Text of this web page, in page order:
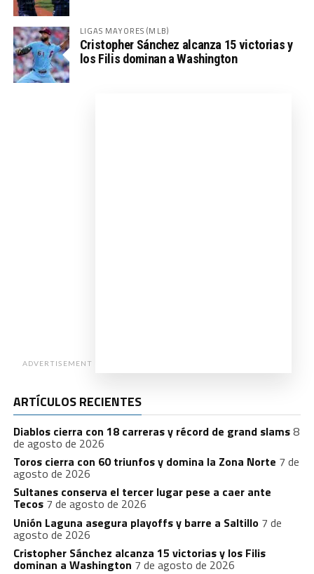
LIGAS MAYORES (MLB)
Cristopher Sánchez alcanza 15 victorias y
los Filis dominan a Washington
ADVERTISEMENT
ARTÍCULOS RECIENTES
Diablos cierra con 18 carreras y récord de grand slams8
de agosto de 2026
Toros cierra con 60 triunfos y domina la Zona Norte 7 de
agosto de 2026
Sultanes conserva el tercer lugar pese a caer ante
Tecos 7 de agosto de 2026
Unión Laguna asegura playoffs y barre a Saltillo 7 de
agosto de 2026
Cristopher Sánchez alcanza 15 victorias y los Filis
dominan a Washington 7 de agosto de 2026